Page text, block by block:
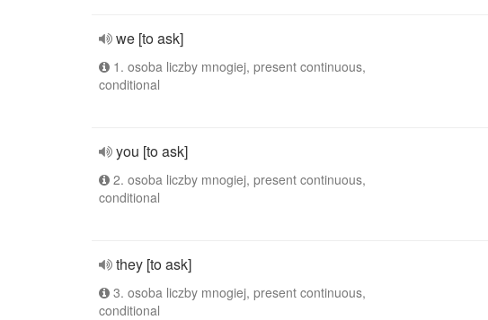
we [to ask]
1. osoba liczby mnogiej, present continuous,
conditional
you [to ask]
2. osoba liczby mnogiej, present continuous,
conditional
they [to ask]
3. osoba liczby mnogiej, present continuous,
conditional